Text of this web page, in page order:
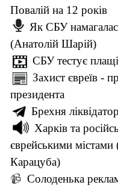
Повалій на 12 років
Як СБУ
(Анатолій Шарій)
СБУ тестує
Захист євреїв -
президента
Брехня
Харків та
єврейськими
Карацуба)
📹 Солоденька